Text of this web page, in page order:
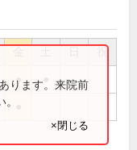
祝
●
ります。来院前
×閉じる